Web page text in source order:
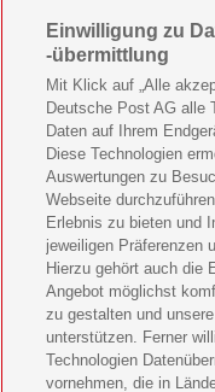
Wohnen & Garten
Mein schönes Land
Bild der Frau
11 Freunde
LEGO Ninjago
Brigitte Geschenkabo
GEOlino
Stern Crime
Einwilligung zu
-übermittlung
Mit Klick auf „Alle
Deutsche Post AG alle
Daten auf Ihrem
Diese Technologien
Auswertungen zu
Webseite
Erlebnis zu bieten und
jeweiligen Präferenzen
Hierzu gehört auch die
Angebot möglichst
zu gestalten und
unterstützen. Ferner
Technologien
vornehmen, die in